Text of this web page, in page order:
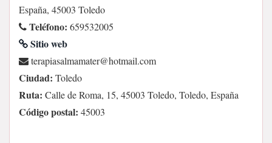
España, 45003 Toledo
Teléfono: 659532005
Sitio web
moc.liamtoh@retamamlasaiparet
Ciudad: Toledo
Ruta: Calle de Roma, 15, 45003 Toledo, Toledo, España
Código postal: 45003